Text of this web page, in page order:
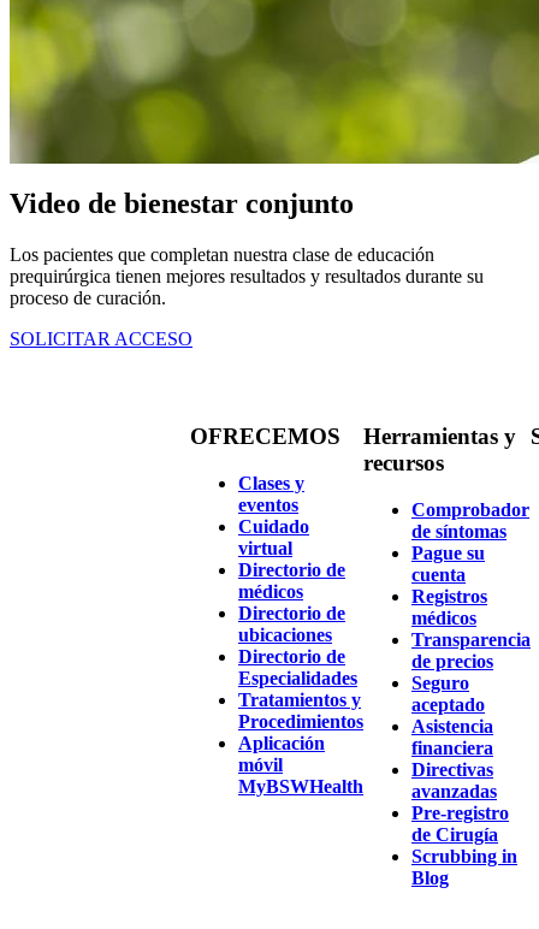
Video de bienestar conjunto
Los pacientes que completan nuestra clase de educación
prequirúrgica tienen mejores resultados y resultados durante su
proceso de curación.
SOLICITAR ACCESO
OFRECEMOS
Clases y
eventos
Cuidado
virtual
Directorio de
médicos
Directorio de
ubicaciones
Directorio de
Especialidades
Tratamientos y
Procedimientos
Aplicación
móvil
MyBSWHealth
Herramientas y
recursos
Comprobador
de síntomas
Pague su
cuenta
Registros
médicos
Transparencia
de precios
Seguro
aceptado
Asistencia
financiera
Directivas
avanzadas
Pre-registro
de Cirugía
Scrubbing in
Blog